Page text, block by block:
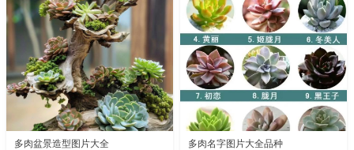
多肉盆景造型图片大全 多肉名字图片大全品种